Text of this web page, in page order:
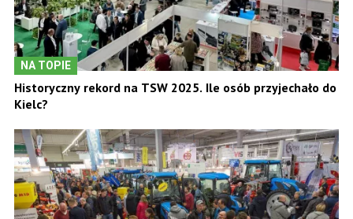
NA TOPIE
Historyczny rekord na TSW 2025. Ile osób przyjechało do
Kielc?